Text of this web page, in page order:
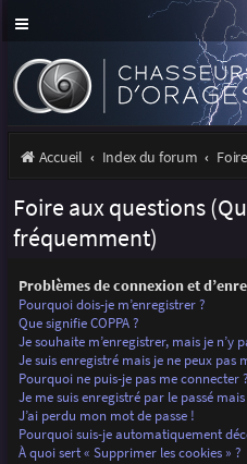
Accueil Index du forum
Foire aux questions
fréquemment)
Problèmes de connexion et
Pourquoi dois-je m’enregistrer ?
Que signifie COPPA ?
Je souhaite m’enregistrer, mais je n’y
Je suis enregistré mais je ne peux pas
Pourquoi ne puis-je pas me connecter ?
Je me suis enregistré par le passé
J’ai perdu mon mot de passe !
Pourquoi suis-je automatiquement
À quoi sert « Supprimer les cookies » ?